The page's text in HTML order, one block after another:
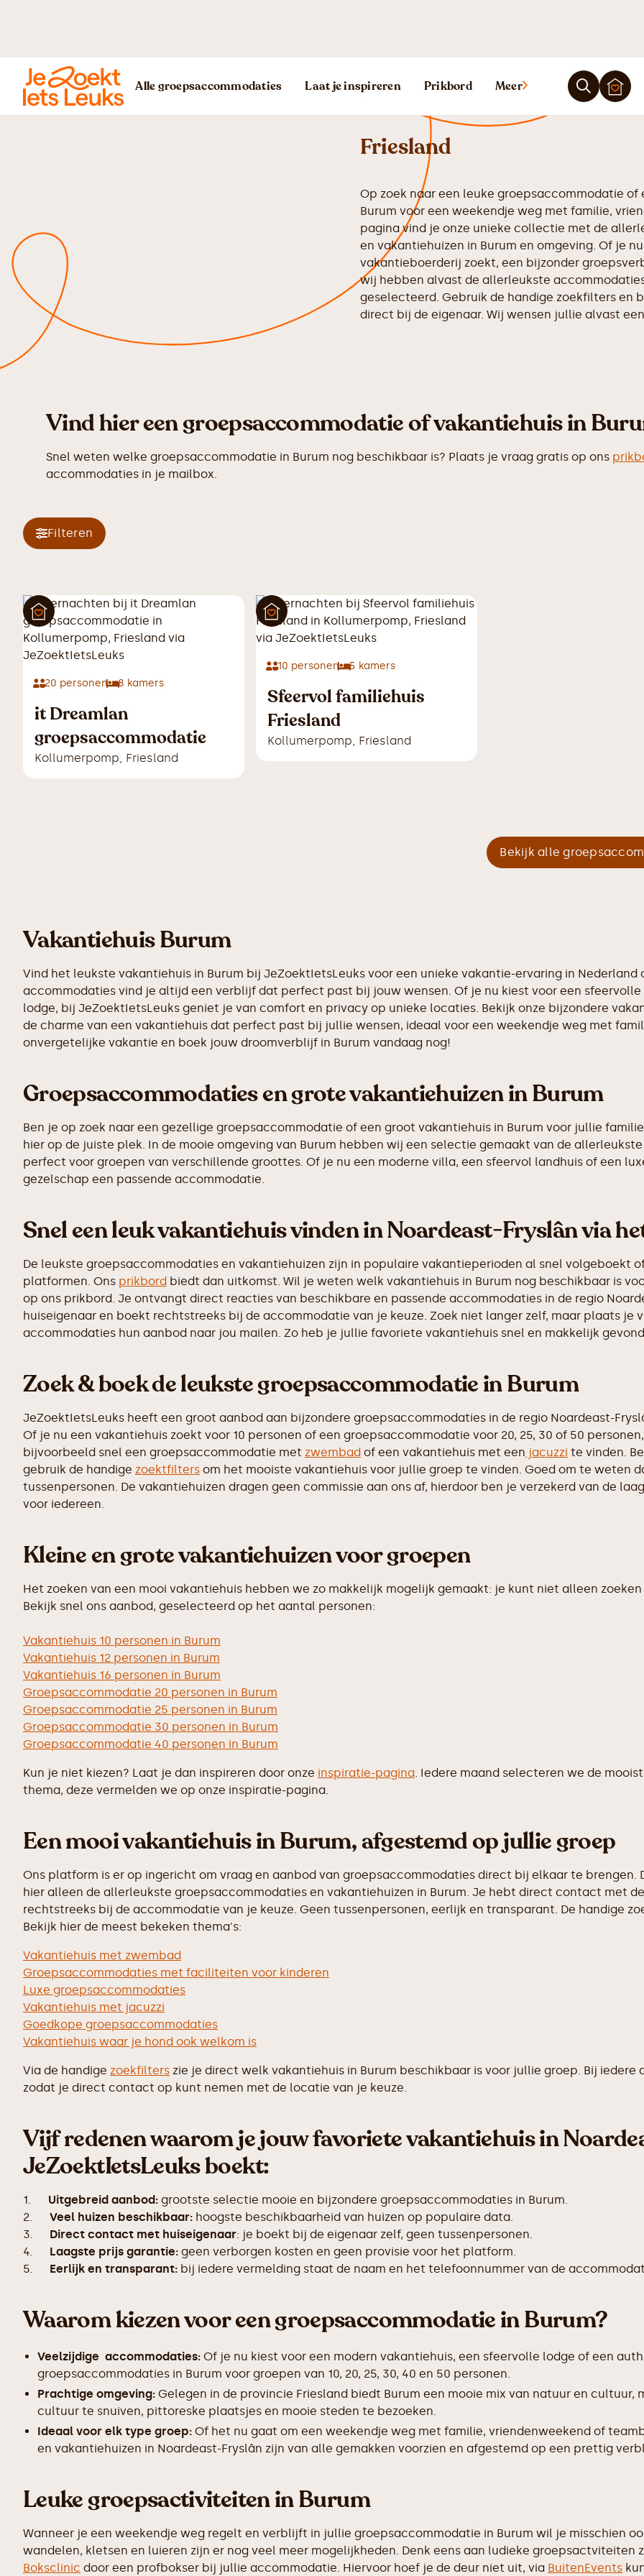
Alle groepsaccommodaties Laat je inspireren Prikbord Meer
Vakantiehuis
Friesland
Op zoek naar een leuke groepsaccommodatie of
Burum voor een weekendje weg met familie,
pagina vind je onze unieke collectie met de
en vakantiehuizen in Burum en omgeving. Of je
vakantieboerderij zoekt, een bijzonder
wij hebben alvast de allerleukste
geselecteerd. Gebruik de handige zoekfilters en
direct bij de eigenaar. Wij wensen jullie alvast
Vind hier een groepsaccommodatie of vakantiehuis in
Snel weten welke groepsaccommodatie in Burum nog beschikbaar is? Plaats je vraag gratis op ons
accommodaties in je mailbox.
Filteren
20 personen 8 kamers
it Dreamlan
groepsaccommodatie
Kollumerpomp, Friesland
10 personen 5 kamers
Sfeervol familiehuis
Friesland
Kollumerpomp, Friesland
Bekijk alle
Vakantiehuis Burum
Vind het leukste vakantiehuis in Burum bij JeZoektIetsLeuks voor een unieke vakantie-ervaring in
accommodaties vind je altijd een verblijf dat perfect past bij jouw wensen. Of je nu kiest voor een
lodge, bij JeZoektIetsLeuks geniet je van comfort en privacy op unieke locaties. Bekijk onze bijzondere
de charme van een vakantiehuis dat perfect past bij jullie wensen, ideaal voor een weekendje weg met
onvergetelijke vakantie en boek jouw droomverblijf in Burum vandaag nog!
Groepsaccommodaties en grote vakantiehuizen in Burum
Ben je op zoek naar een gezellige groepsaccommodatie of een groot vakantiehuis in Burum voor jullie
hier op de juiste plek. In de mooie omgeving van Burum hebben wij een selectie gemaakt van de
perfect voor groepen van verschillende groottes. Of je nu een moderne villa, een sfeervol landhuis of een
gezelschap een passende accommodatie.
Snel een leuk vakantiehuis vinden in Noardeast-Fryslân via
De leukste groepsaccommodaties en vakantiehuizen zijn in populaire vakantieperioden al snel volgeboekt
platformen. Ons prikbord biedt dan uitkomst. Wil je weten welk vakantiehuis in Burum nog beschikbaar is
op ons prikbord. Je ontvangt direct reacties van beschikbare en passende accommodaties in de regio
huiseigenaar en boekt rechtstreeks bij de accommodatie van je keuze. Zoek niet langer zelf, maar plaats je
accommodaties hun aanbod naar jou mailen. Zo heb je jullie favoriete vakantiehuis snel en makkelijk
Zoek & boek de leukste groepsaccommodatie in Burum
JeZoektIetsLeuks heeft een groot aanbod aan bijzondere groepsaccommodaties in de regio Noardeast-
Of je nu een vakantiehuis zoekt voor 10 personen of een groepsaccommodatie voor 20, 25, 30 of 50
bijvoorbeeld snel een groepsaccommodatie met zwembad of een vakantiehuis met een jacuzzi te vinden.
gebruik de handige zoektfilters om het mooiste vakantiehuis voor jullie groep te vinden. Goed om te weten
tussenpersonen. De vakantiehuizen dragen geen commissie aan ons af, hierdoor ben je verzekerd van de
voor iedereen.
Kleine en grote vakantiehuizen voor groepen
Het zoeken van een mooi vakantiehuis hebben we zo makkelijk mogelijk gemaakt: je kunt niet alleen
Bekijk snel ons aanbod, geselecteerd op het aantal personen:
Vakantiehuis 10 personen in Burum
Vakantiehuis 12 personen in Burum
Vakantiehuis 16 personen in Burum
Groepsaccommodatie 20 personen in Burum
Groepsaccommodatie 25 personen in Burum
Groepsaccommodatie 30 personen in Burum
Groepsaccommodatie 40 personen in Burum
Kun je niet kiezen? Laat je dan inspireren door onze inspiratie-pagina. Iedere maand selecteren we de
thema, deze vermelden we op onze inspiratie-pagina.
Een mooi vakantiehuis in Burum, afgestemd op jullie groep
Ons platform is er op ingericht om vraag en aanbod van groepsaccommodaties direct bij elkaar te
hier alleen de allerleukste groepsaccommodaties en vakantiehuizen in Burum. Je hebt direct contact met
rechtstreeks bij de accommodatie van je keuze. Geen tussenpersonen, eerlijk en transparant. De handige
Bekijk hier de meest bekeken thema's:
Vakantiehuis met zwembad
Groepsaccommodaties met faciliteiten voor kinderen
Luxe groepsaccommodaties
Vakantiehuis met jacuzzi
Goedkope groepsaccommodaties
Vakantiehuis waar je hond ook welkom is
Via de handige zoekfilters zie je direct welk vakantiehuis in Burum beschikbaar is voor jullie groep. Bij
zodat je direct contact op kunt nemen met de locatie van je keuze.
Vijf redenen waarom je jouw favoriete vakantiehuis in
JeZoektIetsLeuks boekt:
1. Uitgebreid aanbod: grootste selectie mooie en bijzondere groepsaccommodaties in Burum.
2. Veel huizen beschikbaar: hoogste beschikbaarheid van huizen op populaire data.
3. Direct contact met huiseigenaar: je boekt bij de eigenaar zelf, geen tussenpersonen.
4. Laagste prijs garantie: geen verborgen kosten en geen provisie voor het platform.
5. Eerlijk en transparant: bij iedere vermelding staat de naam en het telefoonnummer van de
Waarom kiezen voor een groepsaccommodatie in Burum?
Veelzijdige accommodaties: Of je nu kiest voor een modern vakantiehuis, een sfeervolle lodge of een
groepsaccommodaties in Burum voor groepen van 10, 20, 25, 30, 40 en 50 personen.
Prachtige omgeving: Gelegen in de provincie Friesland biedt Burum een mooie mix van natuur en
cultuur te snuiven, pittoreske plaatsjes en mooie steden te bezoeken.
Ideaal voor elk type groep: Of het nu gaat om een weekendje weg met familie, vriendenweekend of
en vakantiehuizen in Noardeast-Fryslân zijn van alle gemakken voorzien en afgestemd op een prettig
Leuke groepsactiviteiten in Burum
Wanneer je een weekendje weg regelt en verblijft in jullie groepsaccommodatie in Burum wil je misschien
wandelen, kletsen en luieren zijn er nog veel meer mogelijkheden. Denk eens aan ludieke groepsactviteiten
Boksclinic door een profbokser bij jullie accommodatie. Hiervoor hoef je de deur niet uit, via BuitenEvents